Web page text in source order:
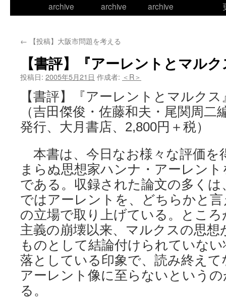
archive
archive
archive
← 【投稿】大阪市問題を考える
【書評】『アーレントとマル
投稿日: 2005年5月21日 作成者: ＜R＞
【書評】『アーレントとマルクス
（吉田傑俊・佐藤和夫・尾関周二
発行、大月書店、2,800円＋税）
本書は、今日なお様々な評価を
まらぬ思想家ハンナ・アーレン
である。収録された論文の多く
ではアーレントを、どちらかと
の立場で取り上げている。とこ
主義の崩壊以来、マルクスの思
ものとして結論付けられていな
落としている印象で、読み終え
アーレント像に至らないという
る。